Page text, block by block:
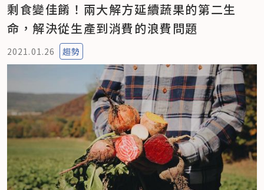
剩食變佳餚！兩大解方延續蔬果的第二生
命，解決從生產到消費的浪費問題
2021.01.26 趨勢